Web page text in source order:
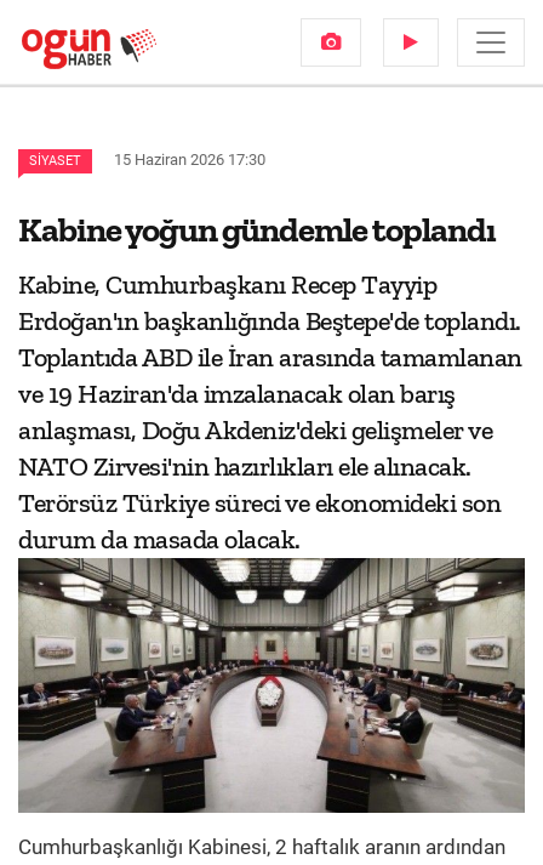
SIYASET 15 Haziran 2026 17:30
Kabine yoğun gündemle toplandı
Kabine, Cumhurbaşkanı Recep Tayyip
Erdoğan'ın başkanlığında Beştepe'de toplandı.
Toplantıda ABD ile İran arasında tamamlanan
ve 19 Haziran'da imzalanacak olan barış
anlaşması, Doğu Akdeniz'deki gelişmeler ve
NATO Zirvesi'nin hazırlıkları ele alınacak.
Terörsüz Türkiye süreci ve ekonomideki son
durum da masada olacak.
Cumhurbaşkanlığı Kabinesi, 2 haftalık aranın ardından